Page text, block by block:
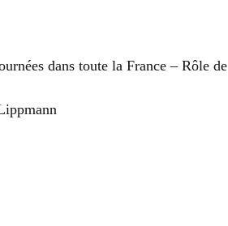
dans toute la France – Rôle de